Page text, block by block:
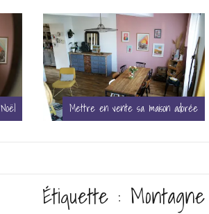
Notre chambre devenue celle de Mona
Étiquette : Montagne